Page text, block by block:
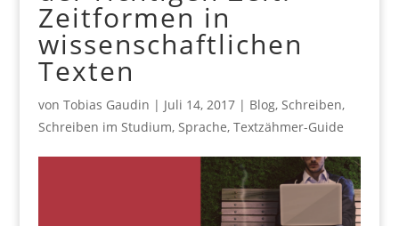
Zeitformen in
wissenschaftlichen
Texten
von Tobias Gaudin | Juli 14, 2017| Blog, Schreiben,
Schreiben im Studium, Sprache, Textzähmer-Guide